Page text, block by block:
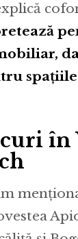
în